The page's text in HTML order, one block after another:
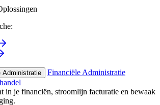
Administratie
Financiële Administratie
in je financiën, stroomlijn facturatie en bewaak